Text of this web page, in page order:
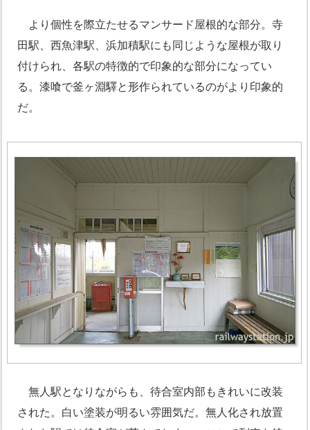
より個性を際立たせるマンサード屋根的な部分。寺
田駅、西魚津駅、浜加積駅にも同じような屋根が取り
付けられ、各駅の特徴的で印象的な部分になってい
る。漆喰で釜ヶ淵驛と形作られているのがより印象的
だ。
無人駅となりながらも、待合室内部もきれいに改装
された。白い塗装が明るい雰囲気だ。無人化され放置